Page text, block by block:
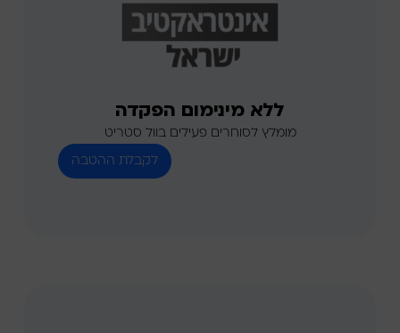
ללא מינימום הפקדה
מומלץ לסוחרים פעילים בוול סטריט